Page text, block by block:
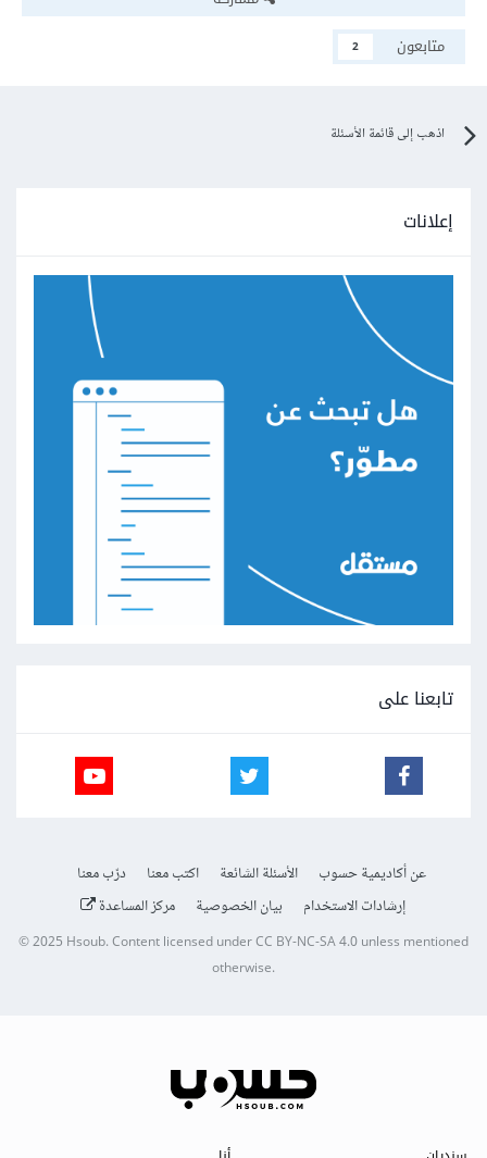
متابعون
2
اذهب إلى قائمة الأسئلة
إعلانات
تابعنا على
عن أكاديمية حسوب الأسئلة الشائعة اكتب معنا
درّب معنا
إرشادات الاستخدام
بيان الخصوصية مركز المساعدة
© 2025Hsoub.Content licensed underCC BY-NC-SA 4.0unless mentioned
otherwise.